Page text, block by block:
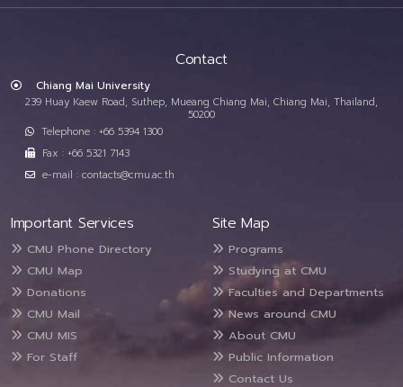
Contact
Chiang Mai University
239 Huay Kaew Road, Suthep, Mueang Chiang Mai, Chiang Mai, Thailand,
50200
Telephone : +66 5394 1300
Fax : +66 5321 7143
e-mail : contacts@cmu.ac.th
Important Services
CMU Phone Directory
CMU Map
Donations
CMU Mail
CMU MIS
For Staff
Site Map
Programs
Studying at CMU
Faculties and Departments
News around CMU
About CMU
Public Information
Contact Us